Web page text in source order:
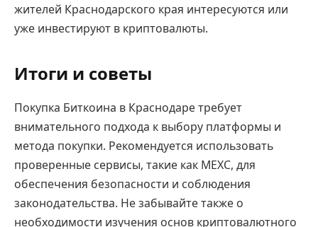
жителей Краснодарского края интересуются или
уже инвестируют в криптовалюты.
Итоги и советы
Покупка Биткоина в Краснодаре требует
внимательного подхода к выбору платформы и
метода покупки. Рекомендуется использовать
проверенные сервисы, такие как MEXC, для
обеспечения безопасности и соблюдения
законодательства. Не забывайте также о
необходимости изучения основ криптовалютного